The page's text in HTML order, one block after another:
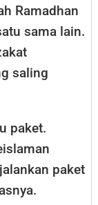
Ramadhan
sama lain.
saling
paket.
paket